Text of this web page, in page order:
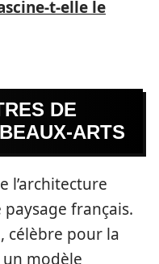
t-elle le
DE
ARTS
l’architecture
français.
, célèbre pour la
modèle